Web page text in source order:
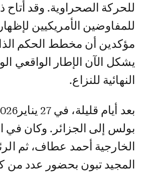
للحركة الصحراوية. وقد
للمفاوضين الأمريكيين
مؤكدين أن مخطط الحكم
يشكل الآن الإطار الواقعي
النهائية للنزاع.
بولس إلى الجزائر. وكان في
الخارجية أحمد عطاف، ثم
المجيد تبون بحضور عدد من